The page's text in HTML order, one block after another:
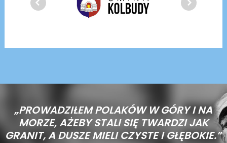
„PROWADZIŁEM POLAKÓW W GÓRY I NA
MORZE,AŻEBY STALI SIĘ TWARDZI JAK
GRANIT, A DUSZE MIELI CZYSTE I GŁĘBOKIE.”